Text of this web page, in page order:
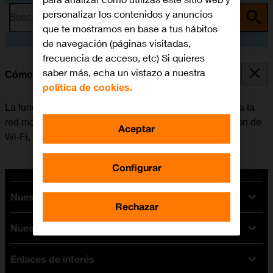
Busca por problema o tema
Cómo conectarse a una red Wi-Fi
La función de Wi-Fi se puede utilizar como alternativa a la
red móvil para conectarse a internet. Al activar la función de
Wi-Fi, el móvil no utiliza datos móviles.
Nuestras tarifas
Tarifas Orange
Tarifas fibra y móvil
Tarifas móviles
Nuestros dispositivos
Ofertas en móviles
Enlaces de interés
personalizar los contenidos y anuncios
que te mostramos en base a tus hábitos
de navegación (páginas visitadas,
frecuencia de acceso, etc) Si quieres
saber más, echa un vistazo a nuestra
política de cookies.
Configurar
Rechazar
Aceptar